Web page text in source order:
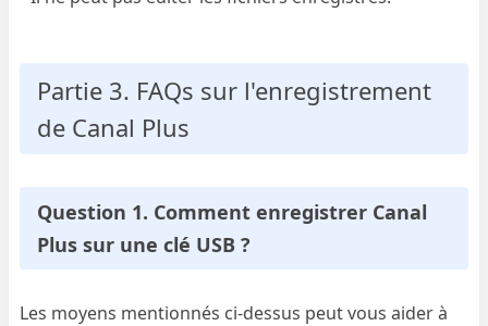
Partie 3. FAQs sur l'enregistrement
de Canal Plus
Question 1. Comment enregistrer Canal
Plus sur une clé USB ?
Les moyens mentionnés ci-dessus peut vous aider à